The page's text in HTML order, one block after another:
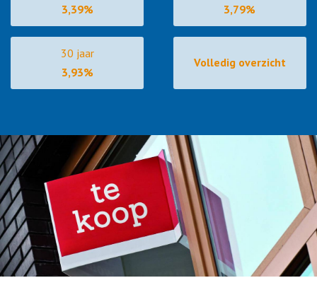
3,39%
3,79%
30 jaar
3,93%
Volledig overzicht